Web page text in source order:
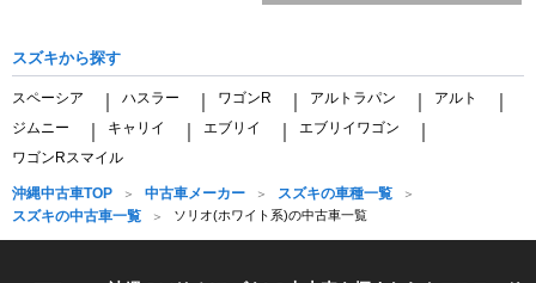
スズキから探す
スペーシア ハスラー ワゴンR アルトラパン アルト
ジムニー キャリイ エブリイ エブリイワゴン
ワゴンRスマイル
沖縄中古車TOP 中古車メーカー
スズキの車種一覧
スズキの中古車一覧
ソリオ(ホワイト系)の中古車一覧